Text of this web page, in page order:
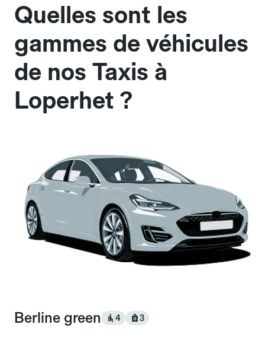
Quelles sont les
gammes de véhicules
de nos Taxis à
Loperhet ?
Berline green 4 3